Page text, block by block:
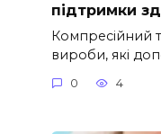
підтримки
Компресійний
вироби, які
0 4